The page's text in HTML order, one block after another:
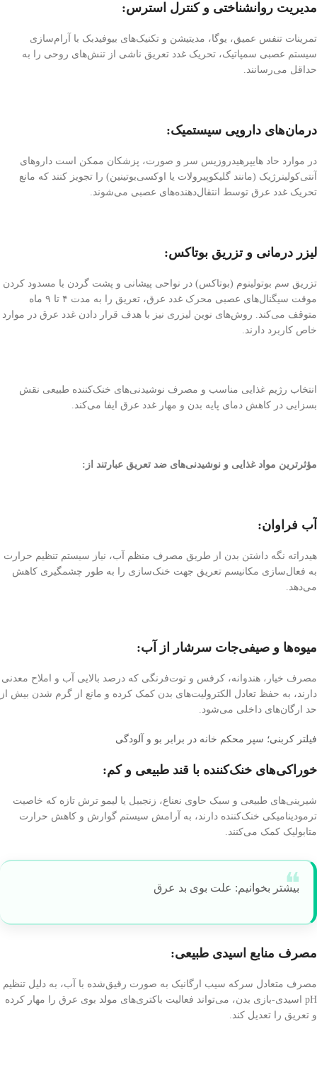
مدیریت روانشناختی و کنترل استرس:
تمرینات تنفس عمیق، یوگا، مدیتیشن و تکنیک‌های بیوفیدبک با آرام‌سازی
سیستم عصبی سمپاتیک، تحریک غدد تعریق ناشی از تنش‌های روحی را به
حداقل می‌رسانند.
درمان‌های دارویی سیستمیک:
در موارد حاد هایپرهیدروزیس سر و صورت، پزشکان ممکن است داروهای
آنتی‌کولینرژیک (مانند گلیکوپیرولات یا اوکسی‌بوتینین) را تجویز کنند که مانع
تحریک غدد عرق توسط انتقال‌دهنده‌های عصبی می‌شوند.
لیزر درمانی و تزریق بوتاکس:
تزریق سم بوتولینوم (بوتاکس) در نواحی پیشانی و پشت گردن با مسدود کردن
موقت سیگنال‌های عصبی محرک غدد عرق، تعریق را به مدت ۴ تا ۹ ماه
متوقف می‌کند. روش‌های نوین لیزری نیز با هدف قرار دادن غدد عرق در موارد
خاص کاربرد دارند.
انتخاب رژیم غذایی مناسب و مصرف نوشیدنی‌های خنک‌کننده طبیعی نقش
بسزایی در کاهش دمای پایه بدن و مهار غدد عرق ایفا می‌کند.
مؤثرترین مواد غذایی و نوشیدنی‌های ضد تعریق عبارتند از:
آب فراوان:
هیدراته نگه داشتن بدن از طریق مصرف منظم آب، نیاز سیستم تنظیم حرارت
به فعال‌سازی مکانیسم تعریق جهت خنک‌سازی را به طور چشمگیری کاهش
می‌دهد.
میوه‌ها و صیفی‌جات سرشار از آب:
مصرف خیار، هندوانه، کرفس و توت‌فرنگی که درصد بالایی آب و املاح معدنی
دارند، به حفظ تعادل الکترولیت‌های بدن کمک کرده و مانع از گرم شدن بیش از
حد ارگان‌های داخلی می‌شود.
فیلتر کربنی؛ سپر محکم خانه در برابر بو و آلودگی
خوراکی‌های خنک‌کننده با قند طبیعی و کم:
شیرینی‌های طبیعی و سبک حاوی نعناع، زنجبیل یا لیمو ترش تازه که خاصیت
ترمودینامیکی خنک‌کننده دارند، به آرامش سیستم گوارش و کاهش حرارت
متابولیک کمک می‌کنند.
بیشتر بخوانیم: علت بوی بد عرق
مصرف منابع اسیدی طبیعی:
مصرف متعادل سرکه سیب ارگانیک به صورت رقیق‌شده با آب، به دلیل تنظیم
pH اسیدی-بازی بدن، می‌تواند فعالیت باکتری‌های مولد بوی عرق را مهار کرده
و تعریق را تعدیل کند.